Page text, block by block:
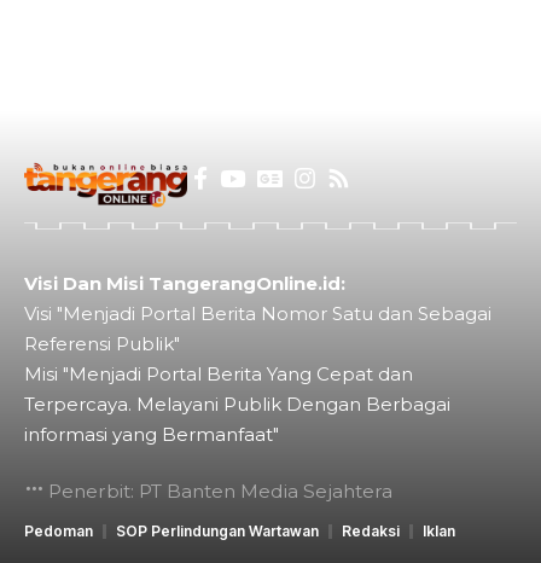
Visi Dan Misi TangerangOnline.id:
Visi "Menjadi Portal Berita Nomor Satu dan Sebagai
Referensi Publik"
Misi "Menjadi Portal Berita Yang Cepat dan
Terpercaya. Melayani Publik Dengan Berbagai
informasi yang Bermanfaat"
Penerbit: PT Banten Media Sejahtera
Pedoman SOP Perlindungan Wartawan Redaksi Iklan